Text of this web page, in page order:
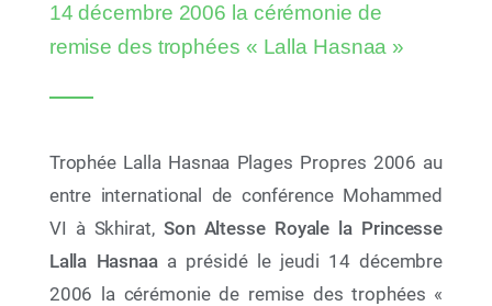
10 Juil 2026
AYCH Demo Day 2026 : la jeunesse africaine sur
la voie de 2030
14 décembre 2006 la cérémonie de
remise des trophées « Lalla Hasnaa »
Trophée Lalla Hasnaa Plages Propres 2006 au
entre international de conférence Mohammed
VI à Skhirat, Son Altesse Royale la Princesse
Lalla Hasnaaa présidé le jeudi 14 décembre
2006 la cérémonie de remise des trophées «